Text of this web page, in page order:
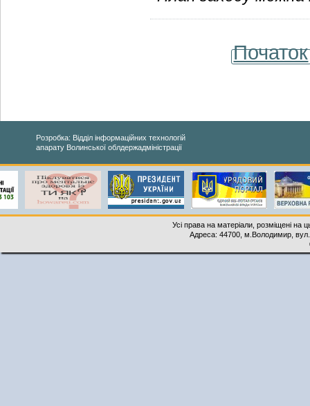
Початок
Розробка: Відділ інформаційних технологій
апарату Волинської облдержадміністрації
Усі права на матеріали, розміщені на
Адреса: 44700, м.Володимир,